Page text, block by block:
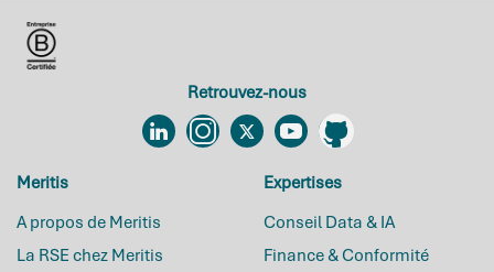
Retrouvez-nous
LinkedinInstagram
TwitterYouTubeGithub
Meritis
A propos de Meritis
La RSE chez Meritis
Expertises
Conseil Data & IA
Finance & Conformité